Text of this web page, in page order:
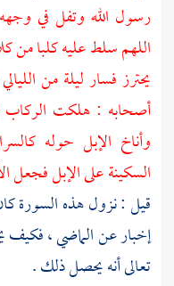
رسول الله وتفل في
اللهم سلط عليه كلبا
يحترز فسار ليلة من
أصحابه : هلكت الركاب
وأناخ الإبل حوله
السكينة على الإبل فجعل
قيل : نزول هذه السورة
إخبار عن الماضي ، فكيف
تعالى أنه يحصل ذلك .